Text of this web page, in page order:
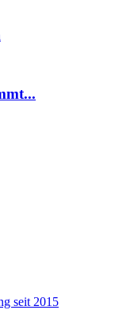
seit 2015